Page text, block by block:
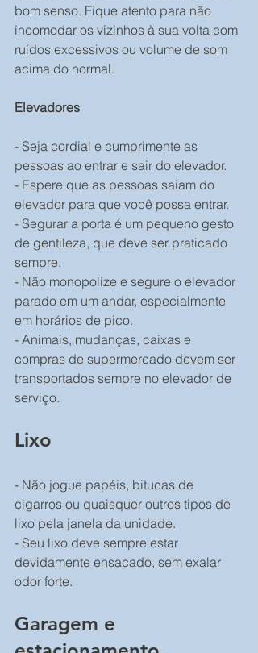
bom senso. Fique atento para não
incomodar os vizinhos à sua volta com
ruídos excessivos ou volume de som
acima do normal.
Elevadores
- Seja cordial e cumprimente as
pessoas ao entrar e sair do elevador.
- Espere que as pessoas saiam do
elevador para que você possa entrar.
- Segurar a porta é um pequeno gesto
de gentileza, que deve ser praticado
sempre.
- Não monopolize e segure o elevador
parado em um andar, especialmente
em horários de pico.
- Animais, mudanças, caixas e
compras de supermercado devem ser
transportados sempre no elevador de
serviço.
Lixo
- Não jogue papéis, bitucas de
cigarros ou quaisquer outros tipos de
lixo pela janela da unidade.
- Seu lixo deve sempre estar
devidamente ensacado, sem exalar
odor forte.
Garagem e